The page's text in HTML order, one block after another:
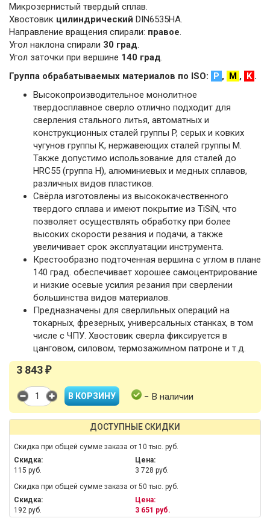
Микрозернистый твердый сплав.
Хвостовик цилиндрический DIN6535HA.
Направление вращения спирали: правое.
Угол наклона спирали 30 град.
Угол заточки при вершине 140 град.
Группа обрабатываемых материалов по ISO: P , M , K .
Высокопроизводительное монолитное
твердосплавное сверло отлично подходит для
сверления стального литья, автоматных и
конструкционных сталей группы P, серых и ковких
чугунов группы K, нержавеющих сталей группы M.
Также допустимо использование для сталей до
HRC55 (группа H), алюминиевых и медных сплавов,
различных видов пластиков.
Свёрла изготовлены из высококачественного
твердого сплава и имеют покрытие из TiSiN, что
позволяет осуществлять обработку при более
высоких скорости резания и подачи, а также
увеличивает срок эксплуатации инструмента.
Крестообразно подточенная вершина с углом в плане
140 град. обеспечивает хорошее самоцентрирование
и низкие осевые усилия резания при сверлении
большинства видов материалов.
Предназначены для сверлильных операций на
токарных, фрезерных, универсальных станках, в том
числе с ЧПУ. Хвостовик сверла фиксируется в
цанговом, силовом, термозажимном патроне и т.д.
3 843 ₽
− В наличии
ДОСТУПНЫЕ СКИДКИ
Скидка при общей сумме заказа от 10 тыс. руб.
Скидка:
115 руб.
Цена:
3 728 руб.
Скидка при общей сумме заказа от 50 тыс. руб.
Скидка:
192 руб.
Цена:
3 651 руб.